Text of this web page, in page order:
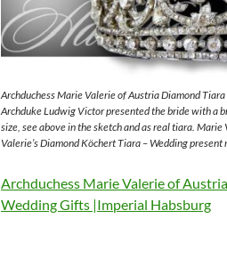
Archduchess Marie Valerie of Austria Diamond
Archduke Ludwig Victor presented the bride with a
size, see above in the sketch and as real tiara.
Valerie’s Diamond Köchert Tiara – Wedding
Archduchess Marie Valerie of
Wedding Gifts |Imperial Habsburg